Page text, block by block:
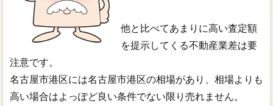
他と比べてあまりに高い査定額
を提示してくる不動産業差は要
注意です。
名古屋市港区には名古屋市港区の相場があり、相場よりも
高い場合はよっぽど良い条件でない限り売れません。